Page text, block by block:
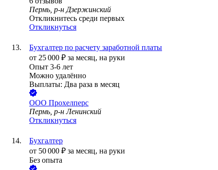
Пермь, р-н Дзержинский
Откликнитесь среди первых
Откликнуться
Бухгалтер по расчету заработной платы
от 25 000 ₽ за месяц, на руки
Опыт 3-6 лет
Можно удалённо
Выплаты: Два раза в месяц
ООО Прохелперс
Пермь, р-н Ленинский
Откликнуться
Бухгалтер
от 50 000 ₽ за месяц, на руки
Без опыта